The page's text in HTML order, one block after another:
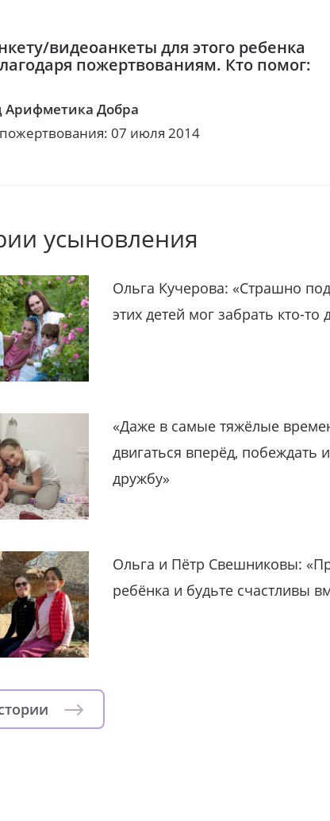
видеоанкеты для этого ребенка
пожертвованиям. Кто помог:
Арифметика Добра
07 июля 2014
усыновления
Ольга Кучерова: «Страшно
этих детей мог забрать кто-то
«Даже в самые тяжёлые
двигаться вперёд, побеждать
дружбу»
Ольга и Пётр Свешниковы:
ребёнка и будьте счастливы